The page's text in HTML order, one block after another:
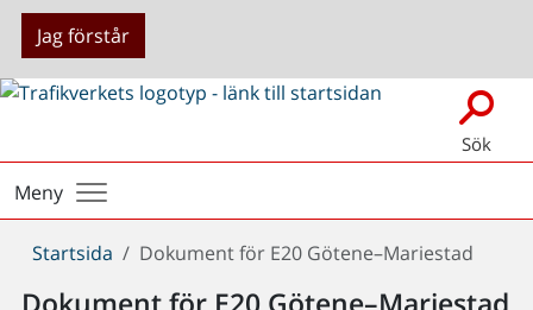
Jag förstår
Sök
Meny
Du
Startsida Dokument för E20 Götene–Mariestad